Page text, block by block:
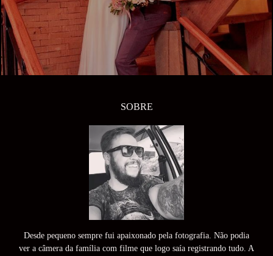
SOBRE
Desde pequeno sempre fui apaixonado pela fotografia. Não podia
ver a câmera da família com filme que logo saía registrando tudo. A